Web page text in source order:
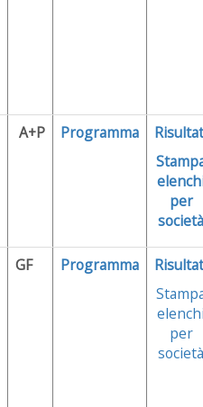
A+P Programma
per
società
GF Programma
per
società